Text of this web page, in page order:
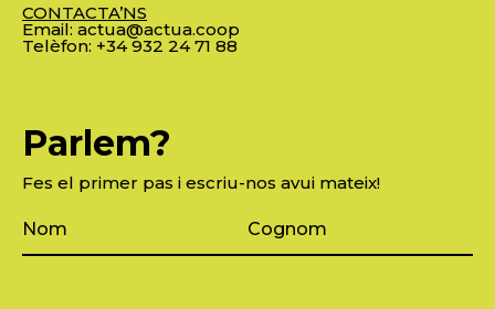
CONTACTA’NS
Email: actua@actua.coop
Telèfon: +34 932 24 71 88
Parlem?
Fes el primer pas i escriu-nos avui mateix!